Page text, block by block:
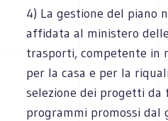
4) La gestione del piano
affidata al ministero
trasporti, competente in
per la casa e per la
selezione dei progetti da
programmi promossi dal